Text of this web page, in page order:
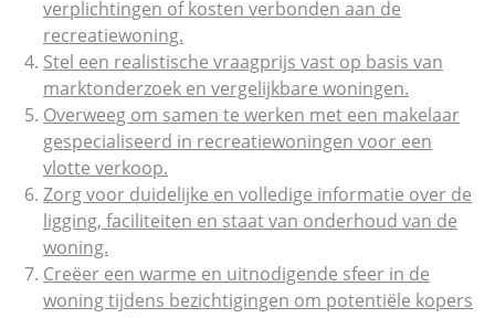
verplichtingen of kosten verbonden aan de
recreatiewoning.
Stel een realistische vraagprijs vast op basis van
marktonderzoek en vergelijkbare woningen.
Overweeg om samen te werken met een makelaar
gespecialiseerd in recreatiewoningen voor een
vlotte verkoop.
Zorg voor duidelijke en volledige informatie over de
ligging, faciliteiten en staat van onderhoud van de
woning.
Creëer een warme en uitnodigende sfeer in de
woning tijdens bezichtigingen om potentiële kopers